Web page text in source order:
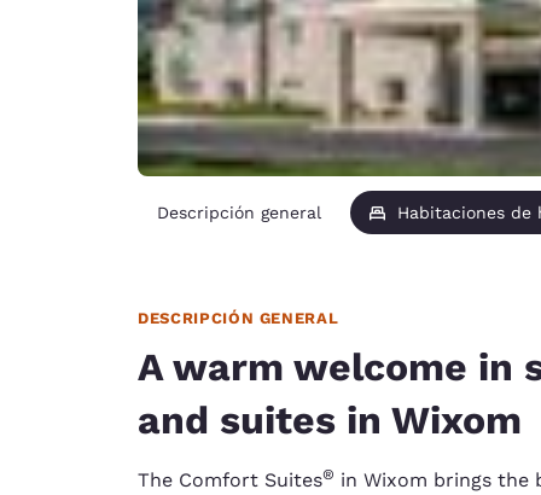
English
Asia-Pacífico
Australia
English
Descripción general Habitaciones de
DESCRIPCIÓN GENERAL
A warm welcome in
and suites in Wixom
The Comfort Suites® in Wixom brings